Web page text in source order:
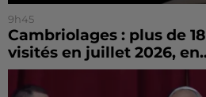
9h45
Cambriolages : plus de
visités en juillet 2026,